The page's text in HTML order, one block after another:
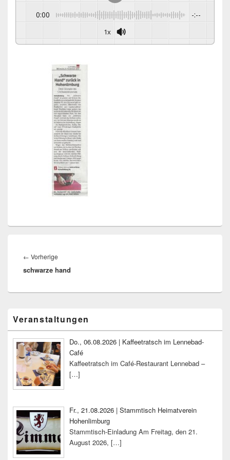
0:00 -:--
1x
← Vorherige
Beitrag:
schwarze hand
Seitenleisten-
Widgetbereich
Veranstaltungen
Do., 06.08.2026 | Kaffeetratsch im Lennebad-
Café
Kaffeetratsch im Café-Restaurant Lennebad –
[…]
Fr., 21.08.2026 | Stammtisch Heimatverein
Hohenlimburg
Stammtisch-Einladung Am Freitag, den 21.
August 2026, […]